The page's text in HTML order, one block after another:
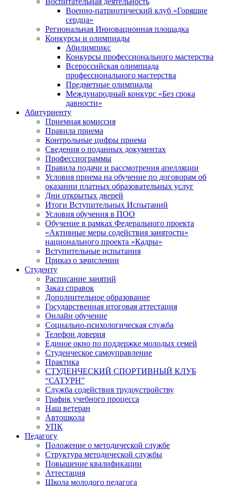
Военно-патриотический клуб «Горящие
сердца»
Региональная Инновационная площадка
Конкурсы и олимпиады
Абилимпикс
Конкурсы профессионального мастерства
Всероссийская олимпиада
профессионального мастерства
Предметные олимпиады
Международный конкурс «Без срока
давности»
Абитуриенту
Приемная комиссия
Правила приема
Контрольные цифры приема
Сведения о поданных документах
Профессиограммы
Правила подачи и рассмотрения апелляции
Условия приема на обучение по договорам об
оказании платных образовательных услуг
Дни открытых дверей
Итоги Вступительных Испытаний
Условия обучения в ПОО
Обучение в рамках Федерального проекта
«Активные меры содействия занятости»
национального проекта «Кадры»
Вступительные испытания
Приказ о зачислении
Студенту
Расписание занятий
Заказ справок
Дополнительное образование
Государственная итоговая аттестация
Онлайн обучение
Социально-психологическая служба
Телефон доверия
Единое окно по поддержке молодых семей
Студенческое самоуправление
Практика
СТУДЕНЧЕСКИЙ СПОРТИВНЫЙ КЛУБ
“САТУРН”
Служба содействия трудоустройству
График учебного процесса
Наш ветеран
Автошкола
УПК
Педагогу
Положение о методической службе
Структура методической службы
Повышение квалификации
Аттестация
Школа молодого педагога